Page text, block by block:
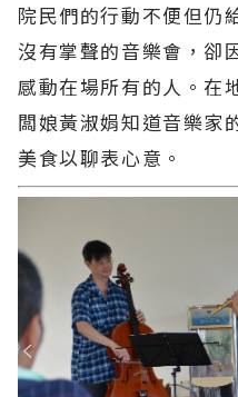
院民們的行動不便但仍
沒有掌聲的音樂會，卻
感動在場所有的人。在
闆娘黃淑娟知道音樂家
美食以聊表心意。